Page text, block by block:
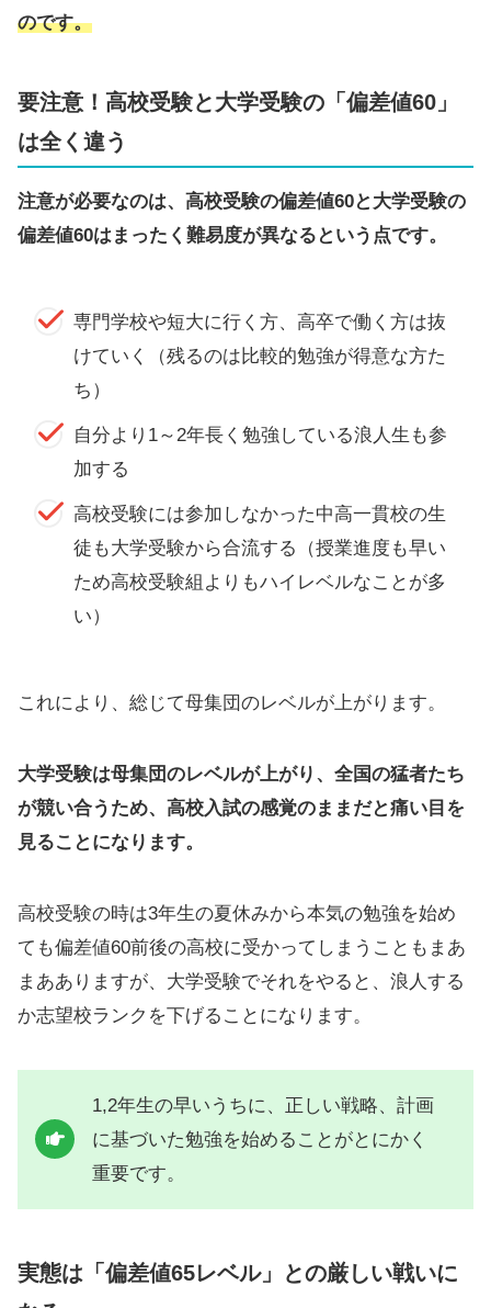
のです。
要注意！高校受験と大学受験の「偏差値60」
は全く違う
注意が必要なのは、高校受験の偏差値60と大学受験の
偏差値60はまったく難易度が異なるという点です。
専門学校や短大に行く方、高卒で働く方は抜
けていく（残るのは比較的勉強が得意な方た
ち）
自分より1～2年長く勉強している浪人生も参
加する
高校受験には参加しなかった中高一貫校の生
徒も大学受験から合流する（授業進度も早い
ため高校受験組よりもハイレベルなことが多
い）
これにより、総じて母集団のレベルが上がります。
大学受験は母集団のレベルが上がり、全国の猛者たち
が競い合うため、高校入試の感覚のままだと痛い目を
見ることになります。
高校受験の時は3年生の夏休みから本気の勉強を始め
ても偏差値60前後の高校に受かってしまうこともまあ
まあありますが、大学受験でそれをやると、浪人する
か志望校ランクを下げることになります。
1,2年生の早いうちに、正しい戦略、計画
に基づいた勉強を始めることがとにかく
重要です。
実態は「偏差値65レベル」との厳しい戦いに